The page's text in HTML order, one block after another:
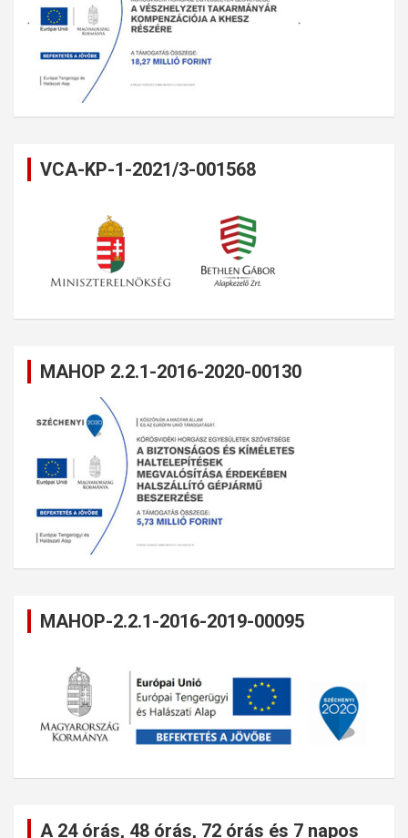
VCA-KP-1-2021/3-001568
MAHOP 2.2.1-2016-2020-00130
MAHOP-2.2.1-2016-2019-00095
A 24 órás, 48 órás, 72 órás és 7 napos